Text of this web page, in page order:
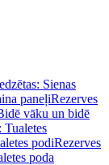
Sienas
paneļiRezerves
vāku un bidē
Tualetes
podiRezerves
poda